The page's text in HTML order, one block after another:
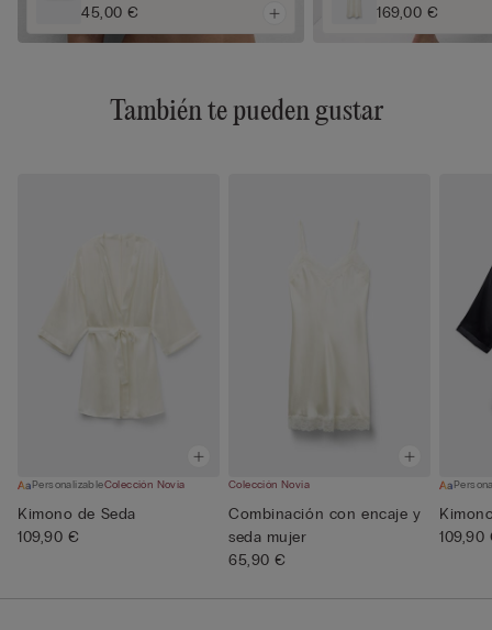
45,00 € 169,00 €
También te pueden gustar
PersonalizableColección Novia
Kimono de Seda
109,90 €
Colección Novia
Combinación con encaje y
seda mujer
65,90 €
109,90